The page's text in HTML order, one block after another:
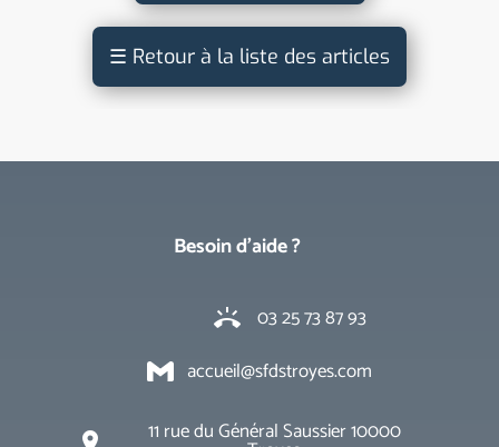
☰ Retour à la liste des articles
Besoin d'aide ?
ring_volume
03 25 73 87 93
accueil@sfdstroyes.com
place 11 rue du Général Saussier 10000